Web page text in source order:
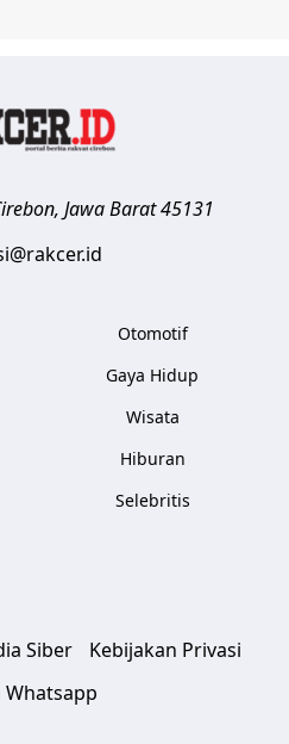
, Jawa Barat 45131
Otomotif
Gaya Hidup
Wisata
Hiburan
Selebritis
Siber
Kebijakan Privasi
Whatsapp